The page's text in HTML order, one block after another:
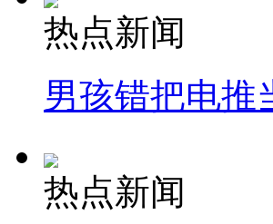
热点新闻
男孩错把电推
热点新闻